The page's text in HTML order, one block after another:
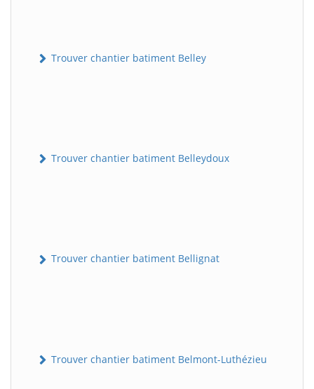
Trouver chantier batiment Belley
Trouver chantier batiment Belleydoux
Trouver chantier batiment Bellignat
Trouver chantier batiment Belmont-Luthézieu